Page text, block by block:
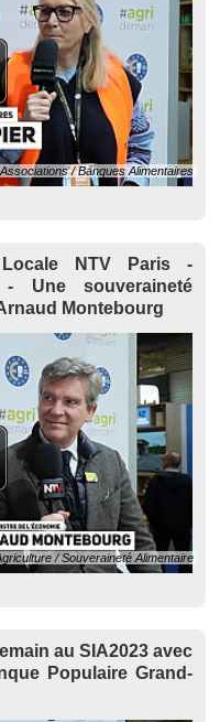
/ Banques Alimentaires
NTV Paris -
Une souveraineté
Montebourg
/ Souveraineté Alimentaire
au SIA2023 avec
Populaire Grand-